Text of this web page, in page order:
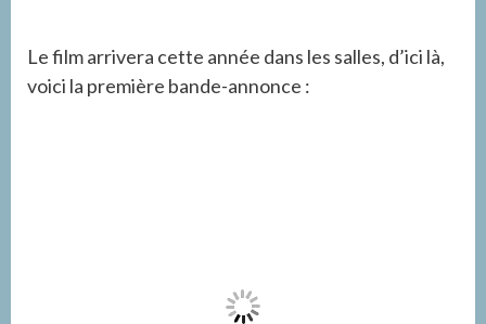
Le film arrivera cette année dans les salles, d’ici là,
voici la première bande-annonce :